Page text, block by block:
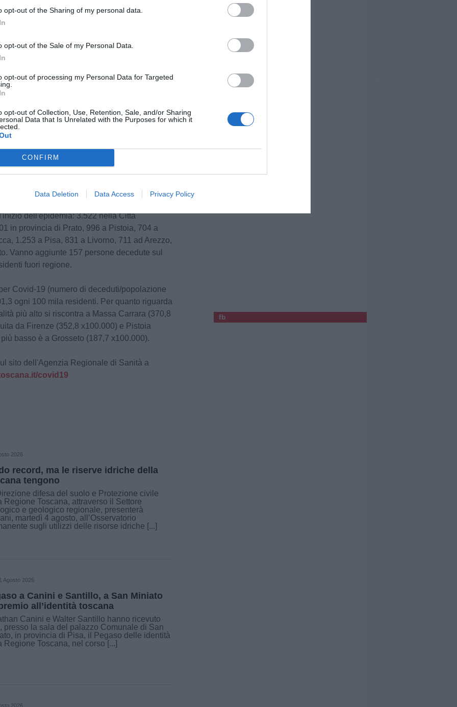
opt-out of the Sharing of my personal data.
opt-out of the Sale of my Personal Data.
opt-out of processing my Personal Data for Targeted
opt-out of Collection, Use, Retention, Sale, and/or Sharing
Data that Is Unrelated with the Purposes for which it
CONFIRM
Data Deletion Data Access Privacy Policy
Prato (con un tasso di 37.632).
a casa, perché presentano sintomi lievi che
o risultano prive di sintomi (1.435 in più
a oggi lo sono a tutti gli effetti, da un punto di
negativo.
con 14 nuovi decessi: 9 uomini e 5 donne
di residenza, le persone decedute sono: 8 a
2 a Pisa.
dell'epidemia: 3.522 nella Città
in provincia di Prato, 996 a Pistoia, 704 a
1.253 a Pisa, 831 a Livorno, 711 ad Arezzo,
Vanno aggiunte 157 persone decedute sul
fuori regione.
Covid-19 (numero di deceduti/popolazione
ogni 100 mila residenti. Per quanto riguarda
più alto si riscontra a Massa Carrara (370,8
da Firenze (352,8 x100.000) e Pistoia
basso è a Grosseto (187,7 x100.000).
sito dell'Agenzia Regionale di Sanità a
covid19
2026
record, ma le riserve idriche della
tengono
difesa del suolo e Protezione civile
Regione Toscana, attraverso il Settore
e geologico regionale, presenterà
martedì 4 agosto, all’Osservatorio
sugli utilizzi delle risorse idriche [...]
1 Agosto 2026
a Canini e Santillo, a San Miniato
all’identità toscana
Canini e Walter Santillo hanno ricevuto
presso la sala del palazzo Comunale di San
in provincia di Pisa, il Pegaso delle identità
Regione Toscana, nel corso [...]
2026
fb